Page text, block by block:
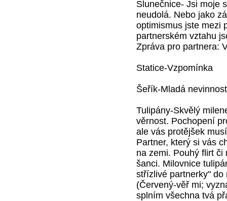
Slunečnice- Jsi moje
neudolá. Nebo jako
optimismus jste mezi
partnerském vztahu
Zpráva pro partnera:
Statice-Vzpomínka
Šeřík-Mladá
Tulipány-Skvělý
věrnost. Pochopení
ale vás protějšek
Partner, který si vás
na zemi. Pouhý flirt
šanci. Milovnice
střízlivé partnerky"
(Červený-věř mi;
splním všechna tvá